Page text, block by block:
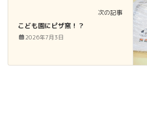
次の記事
こども園にピザ窯！？
2026年7月3日